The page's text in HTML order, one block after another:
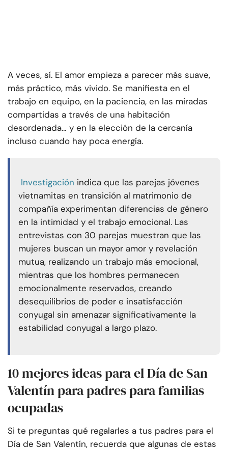
A veces, sí. El amor empieza a parecer más suave,
más práctico, más vivido. Se manifiesta en el
trabajo en equipo, en la paciencia, en las miradas
compartidas a través de una habitación
desordenada… y en la elección de la cercanía
incluso cuando hay poca energía.
Investigación indica que las parejas jóvenes
vietnamitas en transición al matrimonio de
compañía experimentan diferencias de género
en la intimidad y el trabajo emocional. Las
entrevistas con 30 parejas muestran que las
mujeres buscan un mayor amor y revelación
mutua, realizando un trabajo más emocional,
mientras que los hombres permanecen
emocionalmente reservados, creando
desequilibrios de poder e insatisfacción
conyugal sin amenazar significativamente la
estabilidad conyugal a largo plazo.
10 mejores ideas para el Día de San
Valentín para padres para familias
ocupadas
Si te preguntas qué regalarles a tus padres para el
Día de San Valentín, recuerda que algunas de estas